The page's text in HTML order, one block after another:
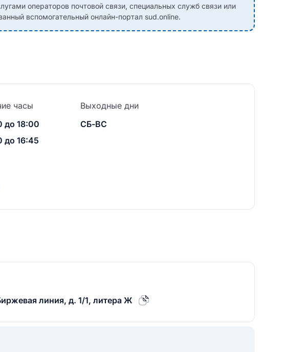
операторов почтовой связи, специальных служб связи или
вспомогательный онлайн-портал sud.online.
часы
до 18:00
до 16:45
Выходные дни
СБ-ВС
линия, д. 1/1, литера Ж